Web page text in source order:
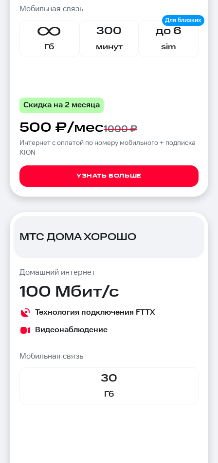
Мобильная связь
Гб
300
минут
до 6
sim
Скидка на 2 месяца
500 ₽/мес1000 ₽
Интернет с оплатой по номеру мобильного + подписка
KION
УЗНАТЬ БОЛЬШЕ
МТС ДОМА ХОРОШО
Домашний интернет
100 Мбит/с
Технология подключения FTTX
Видеонаблюдение
Мобильная связь
30
Гб